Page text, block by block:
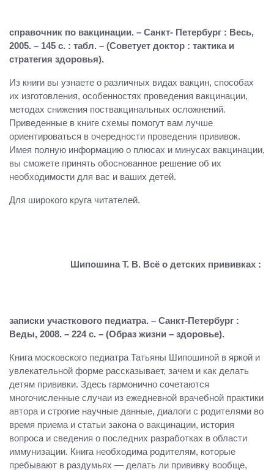
справочник по вакцинации. – Санкт- Петербург : Весь,
2005. – 145 с. : табл. – (Советует доктор : тактика и
стратегия здоровья).
Из книги вы узнаете о различных видах вакцин, способах
их изготовления, особенностях проведения вакцинации,
методах снижения поствакцинальных осложнений.
Приведенные в книге схемы помогут вам лучше
ориентироваться в очередности проведения прививок.
Имея полную информацию о плюсах и минусах вакцинации,
вы сможете принять обоснованное решение об их
необходимости для вас и ваших детей.
Для широкого круга читателей.
Шипошина Т. В. Всё о детских прививках :
записки участкового педиатра. – Санкт-Петербург :
Веды, 2008. – 224 с. – (Образ жизни – здоровье).
Книга московского педиатра Татьяны Шипошиной в яркой и
увлекательной форме рассказывает, зачем и как делать
детям прививки. Здесь гармонично сочетаются
многочисленные случаи из ежедневной врачебной практики
автора и строгие научные данные, диалоги с родителями во
время приема и статьи закона о вакцинации, история
вопроса и сведения о последних разработках в области
иммунизации. Книга необходима родителям, которые
пребывают в раздумьях — делать ли прививку вообще,